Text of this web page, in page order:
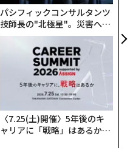
パシフィックコンサルタンツ
技師長の"北極星"。災害への
無力感を乗り越え見つけた、
防災一筋20年の答え
〈7.25(土)開催〉5年後のキ
ャリアに「戦略」はあるか。